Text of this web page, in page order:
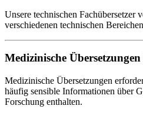
Unsere technischen Fachübersetzer
verschiedenen technischen
Medizinische
Medizinische Übersetzungen
häufig sensible Informationen über
Forschung enthalten.